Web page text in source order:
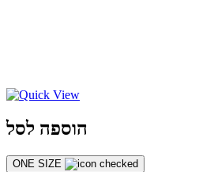
הוספה לסל
ONE SIZE